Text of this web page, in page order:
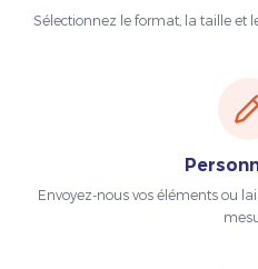
Sélectionnez le format, la taille et
Envoyez-nous vos éléments ou